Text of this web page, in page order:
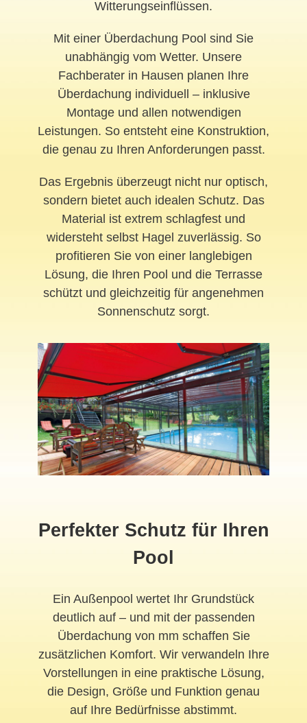
Witterungseinflüssen.
Mit einer Überdachung Pool sind Sie
unabhängig vom Wetter. Unsere
Fachberater in Hausen planen Ihre
Überdachung individuell – inklusive
Montage und allen notwendigen
Leistungen. So entsteht eine Konstruktion,
die genau zu Ihren Anforderungen passt.
Das Ergebnis überzeugt nicht nur optisch,
sondern bietet auch idealen Schutz. Das
Material ist extrem schlagfest und
widersteht selbst Hagel zuverlässig. So
profitieren Sie von einer langlebigen
Lösung, die Ihren Pool und die Terrasse
schützt und gleichzeitig für angenehmen
Sonnenschutz sorgt.
Perfekter Schutz für Ihren
Pool
Ein Außenpool wertet Ihr Grundstück
deutlich auf – und mit der passenden
Überdachung von mm schaffen Sie
zusätzlichen Komfort. Wir verwandeln Ihre
Vorstellungen in eine praktische Lösung,
die Design, Größe und Funktion genau
auf Ihre Bedürfnisse abstimmt.